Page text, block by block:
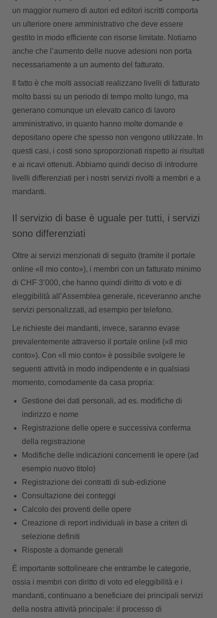
un maggior numero di autori ed editori iscritti comporta
un ulteriore onere amministrativo che deve essere
gestito in modo efficiente con risorse limitate. Notiamo
anche che l’aumento delle nuove adesioni non porta
necessariamente a un aumento del fatturato.
Il fatto è che molti associati realizzano livelli di fatturato
molto bassi su un periodo di tempo molto lungo, ma
generano comunque un elevato carico di lavoro
amministrativo, in quanto hanno molte domande e
depositano opere che spesso non vengono utilizzate. In
questi casi, i costi sono sproporzionati rispetto ai risultati
e ai ricavi ottenuti. Abbiamo quindi deciso di introdurre
livelli differenziati per i nostri servizi rivolti a membri e a
mandanti.
Il servizio di base è uguale per tutti, i servizi
sono differenziati
Oltre ai servizi menzionati di seguito (tramite il portale
online «Il mio conto»), i membri con un fatturato minimo
di CHF 3’000, che hanno quindi diritto di voto e di
eleggibilità all’Assemblea generale, riceveranno anche
servizi personalizzati, ad esempio per telefono.
Le richieste dei mandanti, invece, saranno evase
prevalentemente attraverso il portale online («Il mio
conto»). Con «Il mio conto» è possibile svolgere le
seguenti attività in modo indipendente e in qualsiasi
momento, comodamente da casa propria:
Gestione dei dati personali, ad es. modifiche di
indirizzo e nome
Registrazione delle opere e successiva conferma
della registrazione
Modifiche delle indicazioni concernenti le opere (ad
esempio nuovo titolo)
Registrazione dei contratti di sub-edizione
Consultazione dei conteggi
Calcolo dei proventi delle opere
Creazione di report individuali in base a criteri di
selezione definiti
Risposte a domande generali
È importante sottolineare che entrambe le categorie,
ossia i membri con diritto di voto ed eleggibilità e i
mandanti, continuano a beneficiare dei principali servizi
della nostra attività principale: il processo di